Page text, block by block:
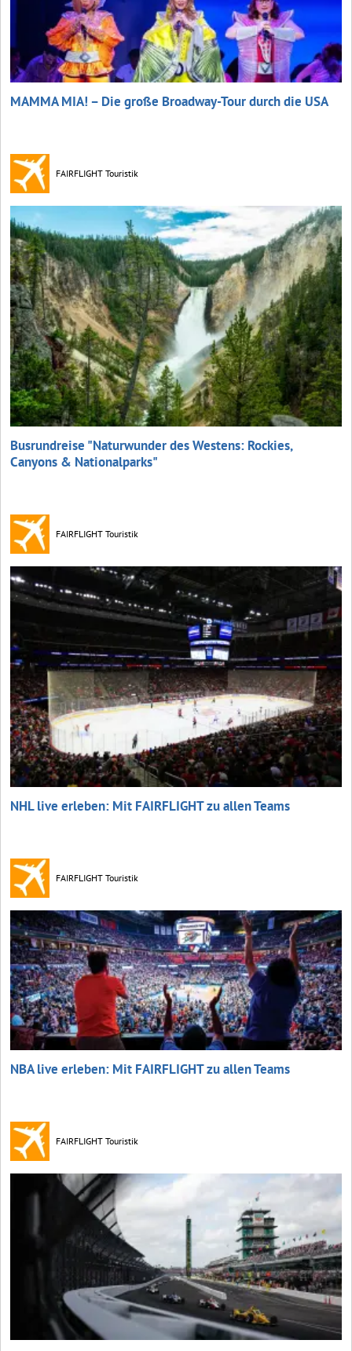
MAMMA MIA! – Die große Broadway-Tour durch die USA
FAIRFLIGHT Touristik
Busrundreise "Naturwunder des Westens: Rockies,
Canyons & Nationalparks"
FAIRFLIGHT Touristik
NHL live erleben: Mit FAIRFLIGHT zu allen Teams
FAIRFLIGHT Touristik
NBA live erleben: Mit FAIRFLIGHT zu allen Teams
FAIRFLIGHT Touristik